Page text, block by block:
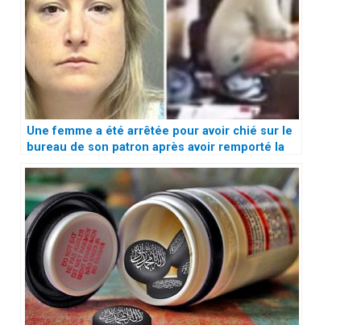
Une femme a été arrêtée pour avoir chié sur le
bureau de son patron après avoir remporté la